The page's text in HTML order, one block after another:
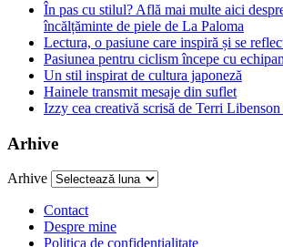
În pas cu stilul? Află mai multe aici
încălțăminte de piele de La Paloma
Lectura, o pasiune care inspiră și se
Pasiunea pentru ciclism începe cu
Un stil inspirat de cultura japoneză
Hainele transmit mesaje din suflet
Izzy cea creativă scrisă de Terri
Arhive
Arhive
Contact
Despre mine
Politica de confidentialitate